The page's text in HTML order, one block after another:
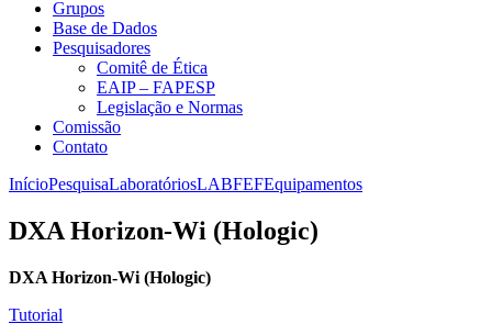
Grupos
Base de Dados
Pesquisadores
Comitê de Ética
EAIP – FAPESP
Legislação e Normas
Comissão
Contato
InícioPesquisaLaboratóriosLABFEFEquipamentos
DXA Horizon-Wi (Hologic)
DXA Horizon-Wi (Hologic)
Tutorial